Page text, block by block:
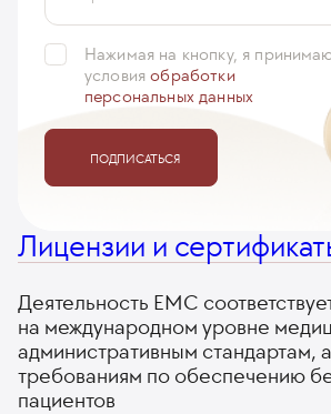
Нажимая на кнопку, я
условияобработки
персональных данных
ПОДПИСАТЬСЯ
Лицензии и
Деятельность ЕМС
на международном уровне
административным стандартам,
требованиям по обеспечению
пациентов